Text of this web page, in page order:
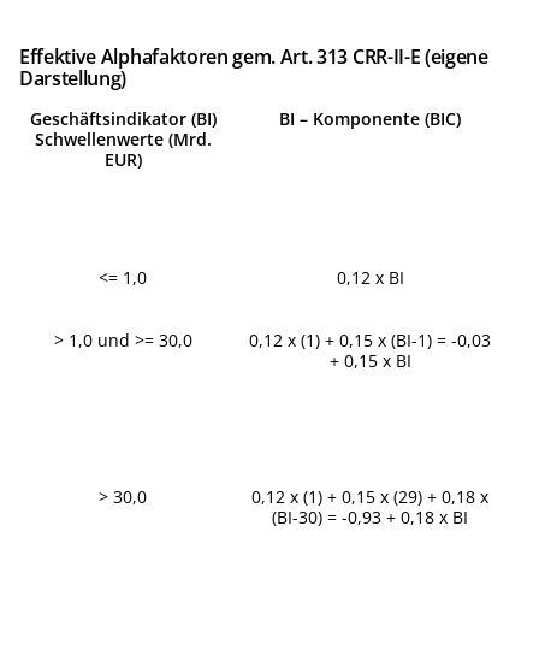
Effektive Alphafaktoren gem. Art. 313 CRR-II-E (eigene
Darstellung)
Geschäftsindikator (BI)
Schwellenwerte (Mrd.
EUR)
BI – Komponente (BIC)
<= 1,0 0,12 x BI
> 1,0 und >= 30,0
0,12 x (1) + 0,15 x (BI-1) = -0,03
+ 0,15 x BI
> 30,0
0,12 x (1) + 0,15 x (29) + 0,18 x
(BI-30) = -0,93 + 0,18 x BI